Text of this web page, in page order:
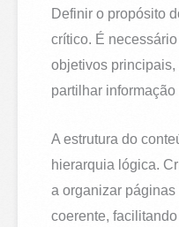
Definir o propósito
crítico. É
objetivos
partilhar
A estrutura do
hierarquia lógica.
a organizar
coerente,